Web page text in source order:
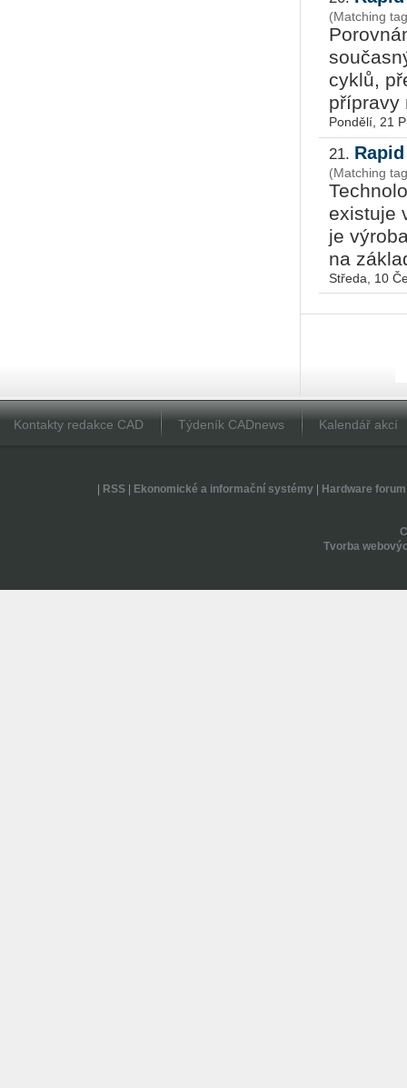
(Matching
cyklů,
přípravy
Pondělí, 21
21.
(Matching
existuje
je
na
Středa, 10
Kontakty redakce CAD Týdeník CADnews Kalendář akcí
RSS| Ekonomické a informační systémy| Hardware forum
Tvorba